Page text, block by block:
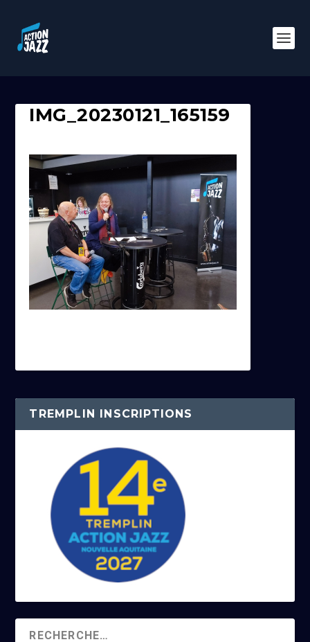
IMG_20230121_165159
TREMPLIN INSCRIPTIONS